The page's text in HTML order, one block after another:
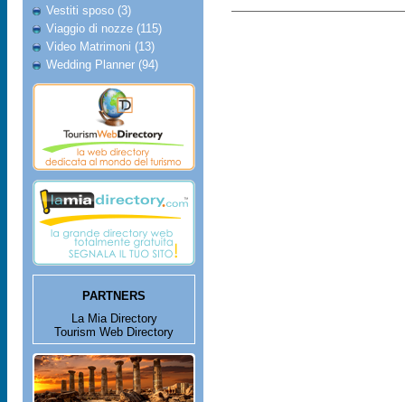
Vestiti sposo (3)
Viaggio di nozze (115)
Video Matrimoni (13)
Wedding Planner (94)
PARTNERS
La Mia Directory
Tourism Web Directory